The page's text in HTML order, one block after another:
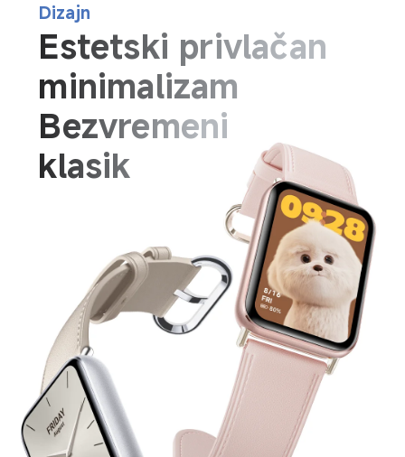
Dizajn
Estetski privlačan
minimalizam
Bezvremeni
klasik